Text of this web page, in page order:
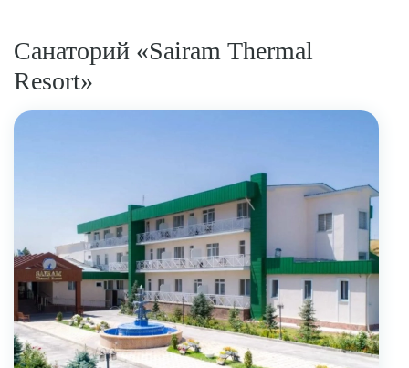
Санаторий «Sairam Thermal
Resort»